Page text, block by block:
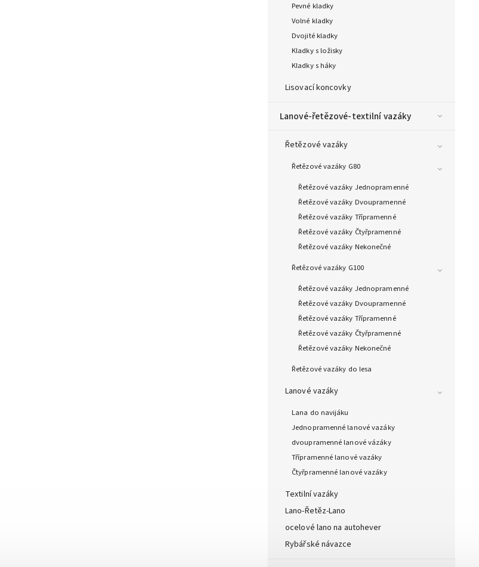
Pevné kladky
Volné kladky
Dvojité kladky
Kladky s ložisky
Kladky s háky
Lisovací koncovky
Lanové-řetězové-textilní vazáky
Řetězové vazáky
Řetězové vazáky G80
Řetězové vazáky Jednopramenné
Řetězové vazáky Dvoupramenné
Řetězové vazáky Třípramenné
Řetězové vazáky Čtyřpramenné
Řetězové vazáky Nekonečné
Řetězové vazáky G100
Řetězové vazáky Jednopramenné
Řetězové vazáky Dvoupramenné
Řetězové vazáky Třípramenné
Řetězové vazáky Čtyřpramenné
Řetězové vazáky Nekonečné
Řetězové vazáky do lesa
Lanové vazáky
Lana do navijáku
Jednopramenné lanové vazáky
dvoupramenné lanové vázáky
Třípramenné lanové vazáky
Čtyřpramenné lanové vazáky
Textilní vazáky
Lano-Řetěz-Lano
ocelové lano na autohever
Rybářské návazce